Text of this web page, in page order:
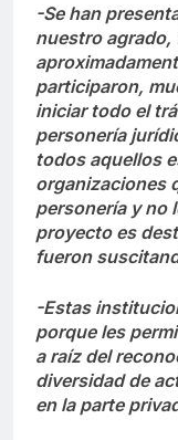
-Se han
nuestro
participaron,
iniciar todo el
personería
todos aquellos
organizaciones
personería y no
proyecto es
fueron
-Estas
porque les
a raíz del
diversidad de
en la parte